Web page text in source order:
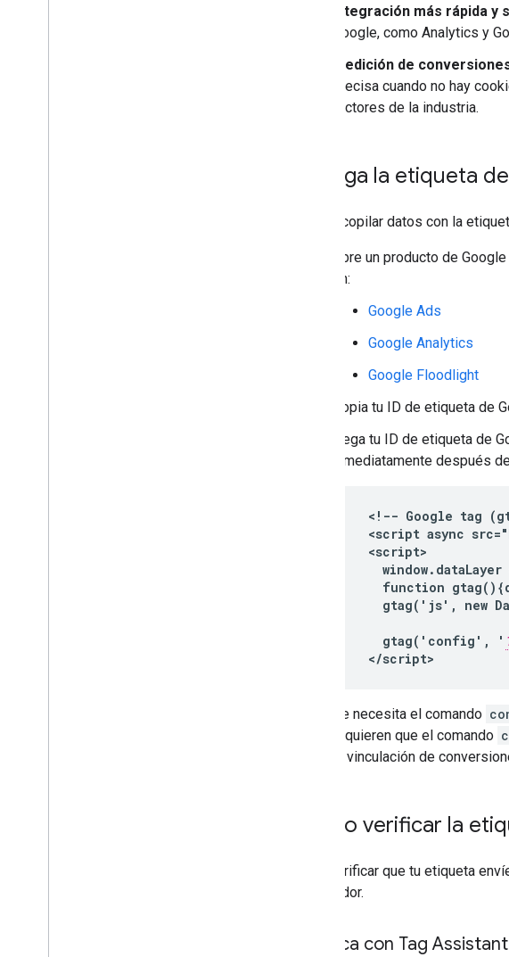
Integración más rápida y
Google, como Analytics y
Medición de
precisa cuando no hay
factores de la industria.
Agrega la etiqueta
Para recopilar datos con la
Abre un producto de
en:
Google Ads
Google Analytics
Google Floodlight
Copia tu ID de etiqueta de
Pega tu ID de etiqueta de
inmediatamente después
<!-- Google tag
<script async
  <script>
window.dataLayer
function
gtag('js', new
    gtag('config', '
  </script>
Se necesita el comando
requieren que el comando
la vinculación de
Cómo verificar la
Para verificar que tu etiqueta
navegador.
Verifica con Tag Assistant